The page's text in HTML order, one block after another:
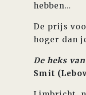
hebben…
De prijs
hoger dan
De heks
Smit